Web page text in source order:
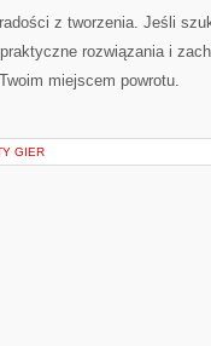
z tworzenia. Jeśli
rozwiązania i
miejscem powrotu.
GIER